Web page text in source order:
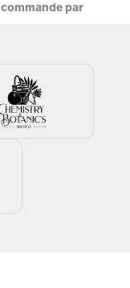
commande par